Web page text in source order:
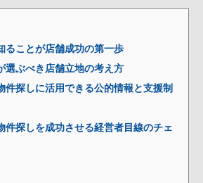
ることが店舗成功の第一歩
選ぶべき店舗立地の考え方
件探しに活用できる公的情報と支援制
件探しを成功させる経営者目線のチェ